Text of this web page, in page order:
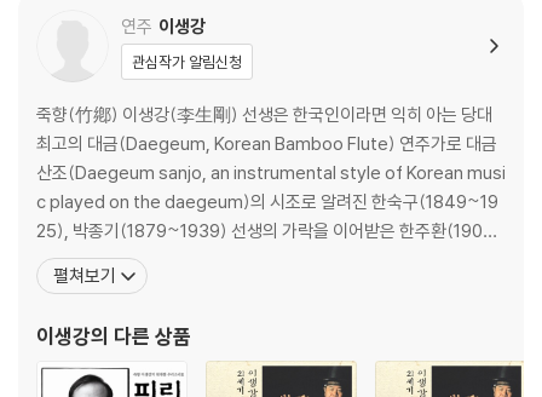
연주 이생강
관심작가 알림신청
죽향(竹鄕) 이생강(李生剛) 선생은 한국인이라면 익히 아는 당대
최고의 대금(Daegeum, Korean Bamboo Flute) 연주가로 대금
산조(Daegeum sanjo, an instrumental style of Korean musi
c played on the daegeum)의 시조로 알려진 한숙구(1849~19
25), 박종기(1879~1939) 선생의 가락을 이어받은 한주환(1904
~1963) 선생으로부터 가르침을 받은 유일한 분으로 대금 산조의 새
로운 경지를 개척한 인물이다. 특히 대금뿐만 아니라 피리, 단소, 태
펼쳐보기
이생강의 다른 상품